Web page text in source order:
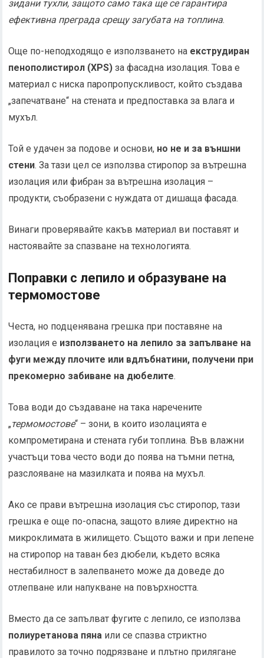
зидани тухли, защото само така ще се гарантира
ефективна преграда срещу загубата на топлина.
Още по-неподходящо е използването на екструдиран
пенополистирол (XPS) за фасадна изолация. Това е
материал с ниска паропропускливост, който създава
„запечатване“ на стената и предпоставка за влага и
мухъл.
Той е удачен за подове и основи, но не и за външни
стени. За тази цел се използва стиропор за вътрешна
изолация или фибран за вътрешна изолация –
продукти, съобразени с нуждата от дишаща фасада.
Винаги проверявайте какъв материал ви поставят и
настоявайте за спазване на технологията.
Поправки с лепило и образуване на
термомостове
Честа, но подценявана грешка при поставяне на
изолация е използването на лепило за запълване на
фуги между плочите или вдлъбнатини, получени при
прекомерно забиване на дюбелите.
Това води до създаване на така наречените
„термомостове“ – зони, в които изолацията е
компрометирана и стената губи топлина. Във влажни
участъци това често води до поява на тъмни петна,
разслояване на мазилката и поява на мухъл.
Ако се прави вътрешна изолация със стиропор, тази
грешка е още по-опасна, защото влияе директно на
микроклимата в жилището. Същото важи и при лепене
на стиропор на таван без дюбели, където всяка
нестабилност в залепването може да доведе до
отлепване или напукване на повърхността.
Вместо да се запълват фугите с лепило, се използва
полиуретанова пяна или се спазва стриктно
правилото за точно подрязване и плътно прилягане